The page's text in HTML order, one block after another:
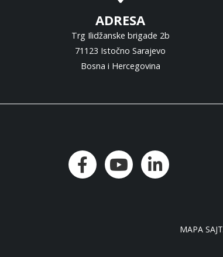
ADRESA
Trg Ilidžanske brigade 2b
71123 Istočno Sarajevo
Bosna i Hercegovina
MAPA